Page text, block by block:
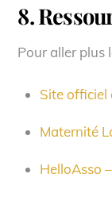
8.
Pour aller plus
Site officiel
Maternité
HelloAsso